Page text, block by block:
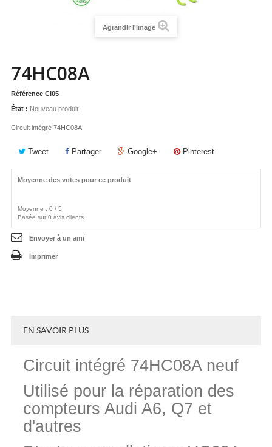
Agrandir l'image
74HC08A
Référence CI05
État : Nouveau produit
Circuit intégré 74HC08A
Tweet Partager Google+ Pinterest
Moyenne des votes pour ce produit
Moyenne : 0 / 5
Basée sur 0 avis clients.
Envoyer à un ami
Imprimer
EN SAVOIR PLUS
Circuit intégré 74HC08A neuf
Utilisé pour la réparation des
compteurs Audi A6, Q7 et
d'autres